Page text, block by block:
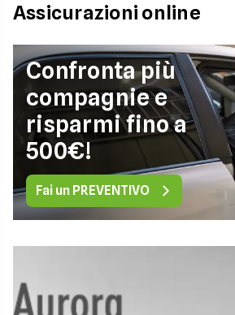
Assicurazioni online
Confronta più
compagnie e
risparmi fino a
500€!
Fai un PREVENTIVO